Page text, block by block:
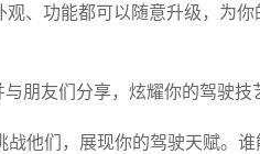
、功能都可以随意升级，为
朋友们分享，炫耀你的驾驶技
他们，展现你的驾驶天赋。谁